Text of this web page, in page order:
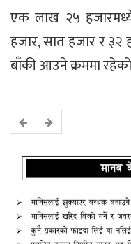
एक लाख २५
हजार, सात हजार र
बाँकी आउने क्रममा